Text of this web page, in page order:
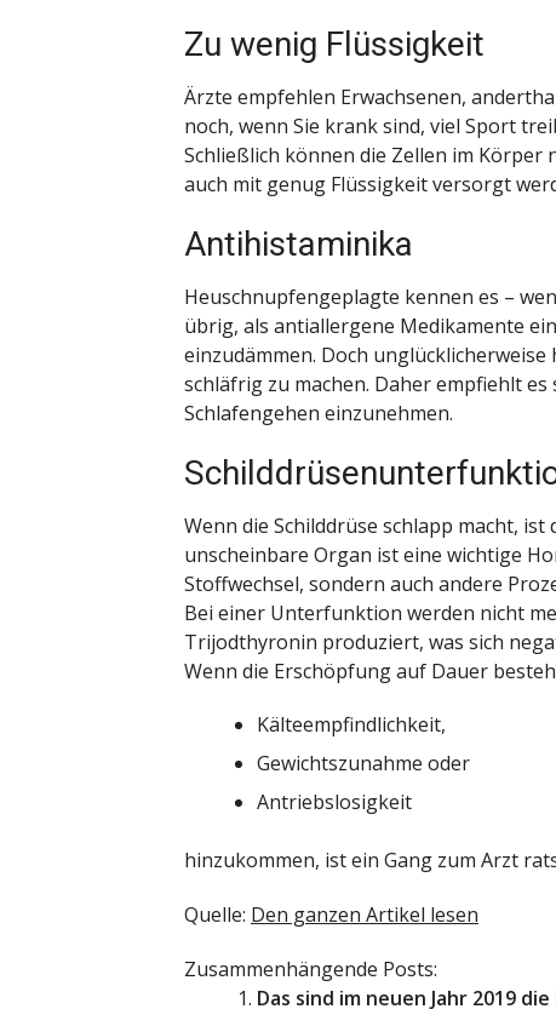
Zu wenig Flüssigkeit
Ärzte empfehlen Erwachsenen,
noch, wenn Sie krank sind, viel Sport
Schließlich können die Zellen im
auch mit genug Flüssigkeit versorgt
Antihistaminika
Heuschnupfengeplagte kennen es –
übrig, als antiallergene Medikamente
einzudämmen. Doch
schläfrig zu machen. Daher empfiehlt
Schlafengehen einzunehmen.
Wenn die Schilddrüse schlapp macht,
unscheinbare Organ ist eine wichtige
Stoffwechsel, sondern auch andere
Bei einer Unterfunktion werden nicht
Trijodthyronin produziert, was sich
Wenn die Erschöpfung auf Dauer
Kälteempfindlichkeit,
Gewichtszunahme oder
Antriebslosigkeit
hinzukommen, ist ein Gang zum Arzt
Quelle: Den ganzen Artikel lesen
Zusammenhängende Posts:
Das sind im neuen Jahr 2019